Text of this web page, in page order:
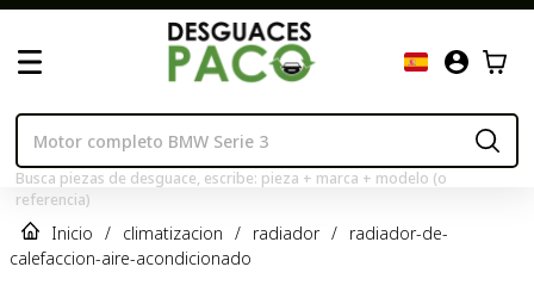
Busca piezas de desguace, escribe: pieza + marca + modelo (o
referencia)
Inicio / climatizacion / radiador / radiador-de-
calefaccion-aire-acondicionado